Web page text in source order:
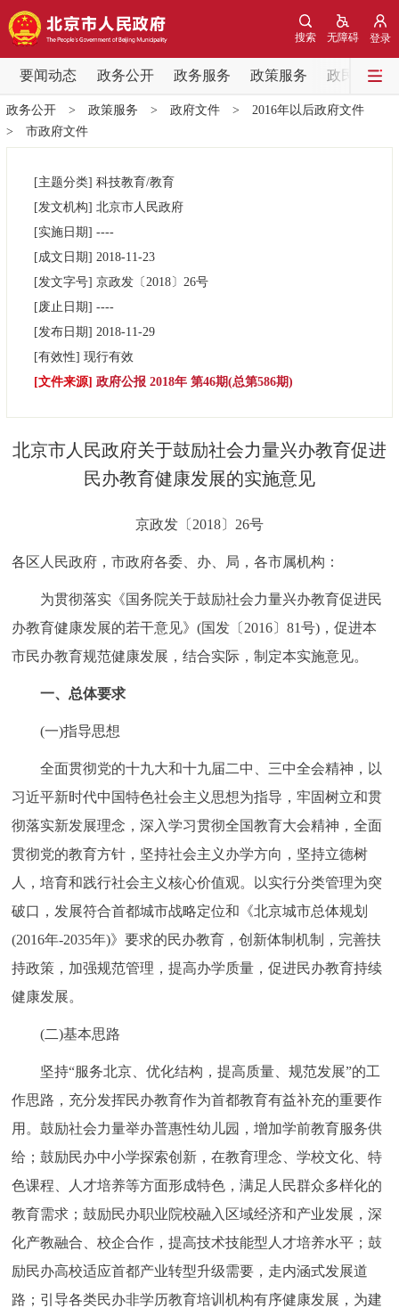
登录
无障碍
搜索
要闻动态 政务公开 政务服务 政策服务 政民互动
要闻动态
党中央精神 国务院信息 中央部委动态
各区热点
市领导
决策公开 专题公开
便民服务 利企服务 投资项目
中介服务 阳光政务
政民互动
参与调查 在线访谈 图说互动
走进北京
北京概况 十六区概览 人文北京
绿色北京 图说北京 视频北京
多语种
ENGLISH
ESPAÑOL العربية PORTUGUÊS
ITALIANO
回到顶部
政务公开> 政策服务 > 政府文件> 2016年以后政府文件
> 市政府文件
[主题分类] 科技教育/教育
[发文机构] 北京市人民政府
[实施日期] ----
[成文日期] 2018-11-23
[发文字号] 京政发〔2018〕 26号
[废止日期] ----
[发布日期] 2018-11-29
[有效性] 现行有效
[文件来源] 政府公报 2018年 第46期(总第586期)
北京市人民政府关于鼓励社会力量兴办教育促进
民办教育健康发展的实施意见
京政发〔2018〕26号
各区人民政府，市政府各委、办、局，各市属机构：
为贯彻落实《国务院关于鼓励社会力量兴办教育促进民
办教育健康发展的若干意见》(国发〔2016〕81号)，促进本
市民办教育规范健康发展，结合实际，制定本实施意见。
一、总体要求
(一)指导思想
全面贯彻党的十九大和十九届二中、三中全会精神，以
习近平新时代中国特色社会主义思想为指导，牢固树立和贯
彻落实新发展理念，深入学习贯彻全国教育大会精神，全面
贯彻党的教育方针，坚持社会主义办学方向，坚持立德树
人，培育和践行社会主义核心价值观。以实行分类管理为突
破口，发展符合首都城市战略定位和《北京城市总体规划
(2016年-2035年)》要求的民办教育，创新体制机制，完善扶
持政策，加强规范管理，提高办学质量，促进民办教育持续
健康发展。
(二)基本思路
坚持“服务北京、优化结构，提高质量、规范发展”的工
作思路，充分发挥民办教育作为首都教育有益补充的重要作
用。鼓励社会力量举办普惠性幼儿园，增加学前教育服务供
给；鼓励民办中小学探索创新，在教育理念、学校文化、特
色课程、人才培养等方面形成特色，满足人民群众多样化的
教育需求；鼓励民办职业院校融入区域经济和产业发展，深
化产教融合、校企合作，提高技术技能型人才培养水平；鼓
励民办高校适应首都产业转型升级需要，走内涵式发展道
路；引导各类民办非学历教育培训机构有序健康发展，为建